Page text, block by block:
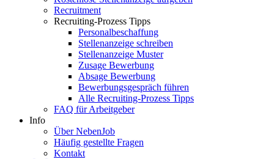
Recruitment
Recruiting-Prozess Tipps
Personalbeschaffung
Stellenanzeige schreiben
Stellenanzeige Muster
Zusage Bewerbung
Absage Bewerbung
Bewerbungsgespräch führen
Alle Recruiting-Prozess Tipps
FAQ für Arbeitgeber
Info
Über NebenJob
Häufig gestellte Fragen
Kontakt